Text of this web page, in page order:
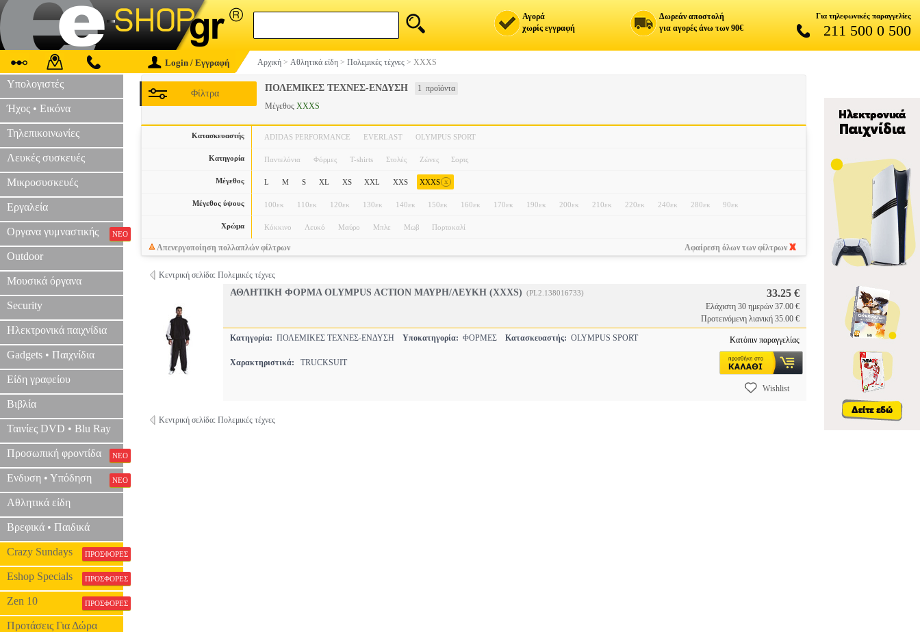
Αγορά
χωρίς εγγραφή
Δωρεάν αποστολή
για αγορές άνω των 90€
Για τηλεφωνικές παραγγελίες
211 500 0 500
Login / Εγγραφή Αρχική > Αθλητικά είδη > Πολεμικές τέχνες > XXXS
Υπολογιστές
Ήχος • Εικόνα
Τηλεπικοινωνίες
Λευκές συσκευές
Μικροσυσκευές
Εργαλεία
Οργανα γυμναστικής ΝΕΟ
Outdoor
Μουσικά όργανα
Security
Ηλεκτρονικά παιχνίδια
Gadgets • Παιχνίδια
Είδη γραφείου
Βιβλία
Ταινίες DVD • Blu Ray
Προσωπική φροντίδα ΝΕΟ
Ενδυση • Υπόδηση ΝΕΟ
Αθλητικά είδη
Βρεφικά • Παιδικά
Crazy Sundays ΠΡΟΣΦΟΡΕΣ
Eshop Specials ΠΡΟΣΦΟΡΕΣ
Zen 10 ΠΡΟΣΦΟΡΕΣ
Προτάσεις Για Δώρα
ΠΟΛΕΜΙΚΕΣ ΤΕΧΝΕΣ-ΕΝΔΥΣΗ 1 προϊόντα
Φίλτρα
Μέγεθος XXXS
Κατασκευαστής ADIDAS PERFORMANCE EVERLAST OLYMPUS SPORT
Κατηγορία Παντελόνια Φόρμες T-shirts Στολές Ζώνες Σορτς
Μέγεθος L M S XL XS XXL XXS XXXS x
Μέγεθος ύψους 100εκ 110εκ 120εκ 130εκ 140εκ 150εκ 160εκ 170εκ 190εκ 200εκ 210εκ 220εκ 240εκ 280εκ 90εκ
Χρώμα Κόκκινο Λευκό Μαύρο Μπλε Μωβ Πορτοκαλί
Απενεργοποίηση πολλαπλών φίλτρων Αφαίρεση όλων των φίλτρων
Κεντρική σελίδα: Πολεμικές τέχνες
ΑΘΛΗΤΙΚΗ ΦΟΡΜΑ OLYMPUS ACTION ΜΑΥΡΗ/ΛΕΥΚΗ (XXXS) (PL2.138016733) 33.25 €
Ελάχιστη 30 ημερών 37.00 €
Προτεινόμενη λιανική 35.00 €
Κατηγορία: ΠΟΛΕΜΙΚΕΣ ΤΕΧΝΕΣ-ΕΝΔΥΣΗ Υποκατηγορία: ΦΟΡΜΕΣ Κατασκευαστής: OLYMPUS SPORT
Χαρακτηριστικά: TRUCKSUIT
Κατόπιν παραγγελίας
Wishlist
Κεντρική σελίδα: Πολεμικές τέχνες